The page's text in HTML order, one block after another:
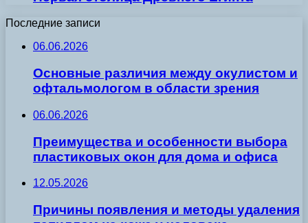
Последние записи
06.06.2026
Основные различия между окулистом и
офтальмологом в области зрения
06.06.2026
Преимущества и особенности выбора
пластиковых окон для дома и офиса
12.05.2026
Причины появления и методы удаления